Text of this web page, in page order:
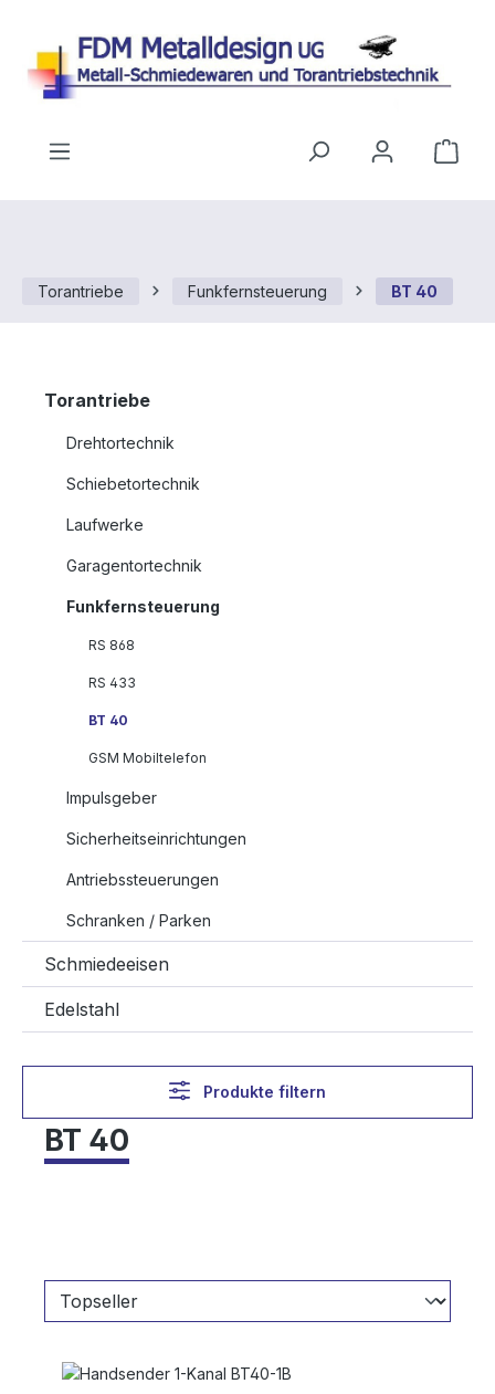
Torantriebe Funkfernsteuerung BT 40
Torantriebe
Drehtortechnik
Schiebetortechnik
Laufwerke
Garagentortechnik
Funkfernsteuerung
RS 868
RS 433
BT 40
GSM Mobiltelefon
Impulsgeber
Sicherheitseinrichtungen
Antriebssteuerungen
Schranken / Parken
Schmiedeeisen
Edelstahl
Produkte filtern
BT 40